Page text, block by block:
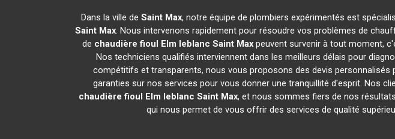
Dans la ville de Saint Max, notre équipe de plombiers expérimentés est
Saint Max. Nous intervenons rapidement pour résoudre vos problèmes de
de chaudière fioul Elm leblanc Saint Maxpeuvent survenir à tout moment,
Nos techniciens qualifiés interviennent dans les meilleurs délais pour
compétitifs et transparents, nous vous proposons des devis personnalisés
garanties sur nos services pour vous donner une tranquillité d'esprit. Nos
chaudière fioul Elm leblanc Saint Max, et nous sommes fiers de nos
qui nous permet de vous offrir des services de qualité